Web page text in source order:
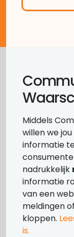
Middels
willen we
informatie
nadrukkelijk
informatie
van een
meldingen
kloppen.
is.